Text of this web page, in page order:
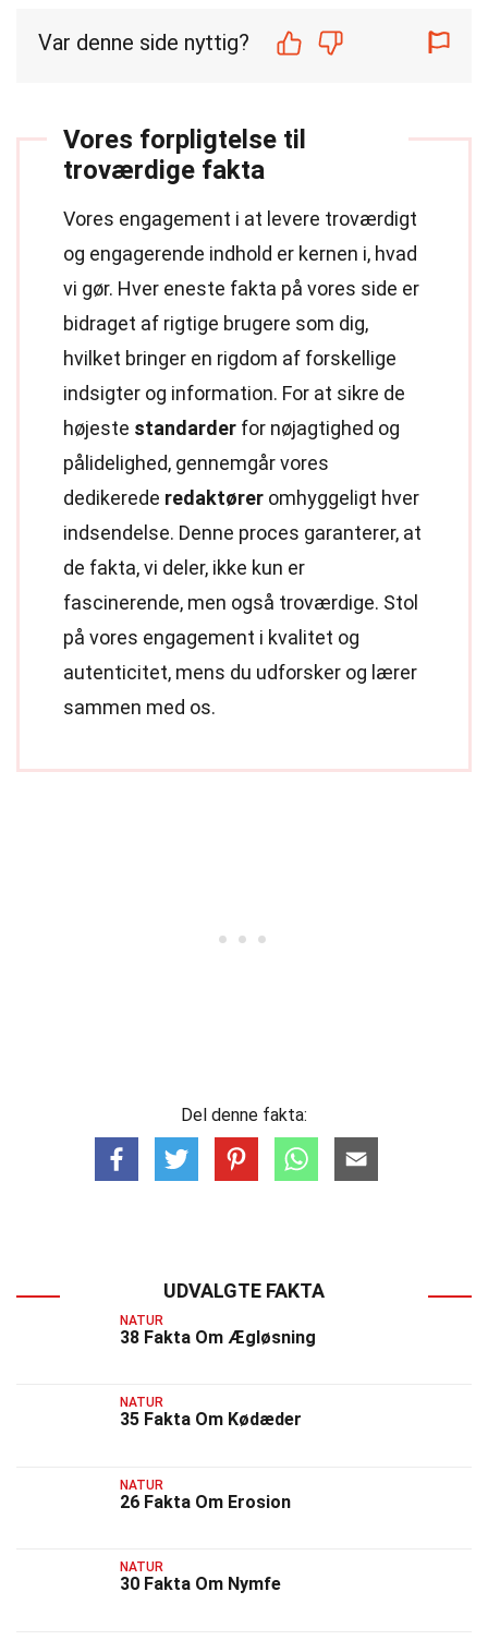
Var denne side nyttig?
Vores forpligtelse til
troværdige fakta
Vores engagement i at levere troværdigt
og engagerende indhold er kernen i, hvad
vi gør. Hver eneste fakta på vores side er
bidraget af rigtige brugere som dig,
hvilket bringer en rigdom af forskellige
indsigter og information. For at sikre de
højeste standarder for nøjagtighed og
pålidelighed, gennemgår vores
dedikerede redaktører omhyggeligt hver
indsendelse. Denne proces garanterer, at
de fakta, vi deler, ikke kun er
fascinerende, men også troværdige. Stol
på vores engagement i kvalitet og
autenticitet, mens du udforsker og lærer
sammen med os.
Del denne fakta:
UDVALGTE FAKTA
NATUR
38 Fakta Om Ægløsning
NATUR
35 Fakta Om Kødæder
NATUR
26 Fakta Om Erosion
NATUR
30 Fakta Om Nymfe